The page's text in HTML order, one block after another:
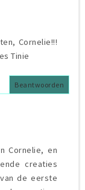
Cornelie!!!
Tinie
Beantwoorden
Cornelie, en
creaties
de eerste